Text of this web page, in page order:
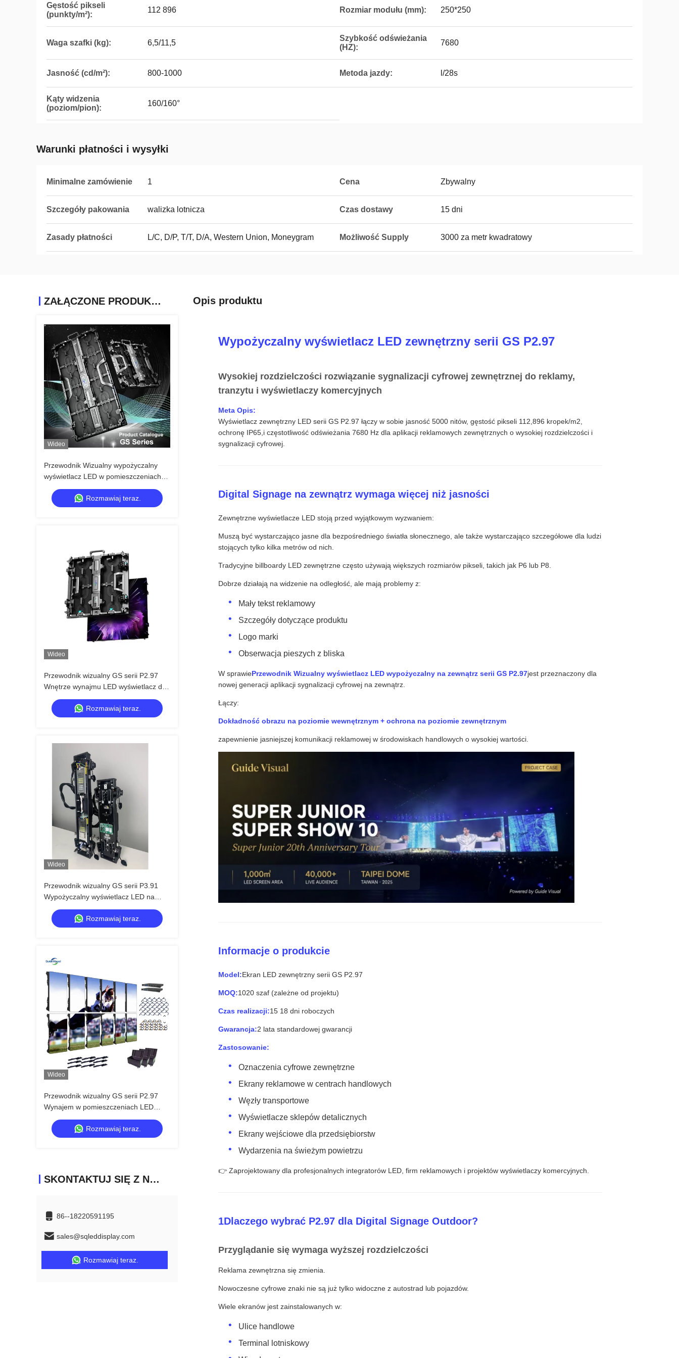
Gęstość pikseli
(punkty/m²):
112 896 Rozmiar modułu (mm): 250*250
Waga szafki (kg): 6,5/11,5
Szybkość odświeżania
(HZ):
7680
Jasność (cd/m²): 800-1000 Metoda jazdy: l/28s
Kąty widzenia
(poziom/pion):
160/160°
Warunki płatności i wysyłki
Minimalne zamówienie 1 Cena Zbywalny
Szczegóły pakowania walizka lotnicza Czas dostawy 15 dni
Zasady płatności L/C, D/P, T/T, D/A, Western Union, Moneygram Możliwość Supply 3000 za metr kwadratowy
ZAŁĄCZONE PRODUKTY
Wideo
Przewodnik Wizualny wypożyczalny
wyświetlacz LED w pomieszczeniach
wewnętrznych serii GS P4.81 do
dużych imprez, opłacalny 7680Hz CE
Rozmawiaj teraz.
Wideo
Przewodnik wizualny GS serii P2.97
Wnętrze wynajmu LED wyświetlacz dla
konferencji wystawienniczej, 7680Hz
Bez czarnego ekranu CE
Rozmawiaj teraz.
Wideo
Przewodnik wizualny GS serii P3.91
Wypożyczalny wyświetlacz LED na
zewnątrz 5000nit IP65 dla festiwalu
muzycznego, 7680Hz podwójne
zapasowe
Rozmawiaj teraz.
Wideo
Przewodnik wizualny GS serii P2.97
Wynajem w pomieszczeniach LED
wyświetlacz dla imprez wystawowych,
7680Hz bez czarnego ekranu CE
Rozmawiaj teraz.
SKONTAKTUJ SIĘ Z NAMI
86--18220591195
sales@sqleddisplay.com
Rozmawiaj teraz.
Opis produktu
Wypożyczalny wyświetlacz LED zewnętrzny serii GS P2.97
Wysokiej rozdzielczości rozwiązanie sygnalizacji cyfrowej zewnętrznej do reklamy,
tranzytu i wyświetlaczy komercyjnych
Meta Opis:
Wyświetlacz zewnętrzny LED serii GS P2.97 łączy w sobie jasność 5000 nitów, gęstość pikseli 112,896 kropek/m2,
ochronę IP65,i częstotliwość odświeżania 7680 Hz dla aplikacji reklamowych zewnętrznych o wysokiej rozdzielczości i
sygnalizacji cyfrowej.
Digital Signage na zewnątrz wymaga więcej niż jasności
Zewnętrzne wyświetlacze LED stoją przed wyjątkowym wyzwaniem:
Muszą być wystarczająco jasne dla bezpośredniego światła słonecznego, ale także wystarczająco szczegółowe dla ludzi
stojących tylko kilka metrów od nich.
Tradycyjne billboardy LED zewnętrzne często używają większych rozmiarów pikseli, takich jak P6 lub P8.
Dobrze działają na widzenie na odległość, ale mają problemy z:
Mały tekst reklamowy
Szczegóły dotyczące produktu
Logo marki
Obserwacja pieszych z bliska
W sprawiePrzewodnik Wizualny wyświetlacz LED wypożyczalny na zewnątrz serii GS P2.97jest przeznaczony dla
nowej generacji aplikacji sygnalizacji cyfrowej na zewnątrz.
Łączy:
Dokładność obrazu na poziomie wewnętrznym + ochrona na poziomie zewnętrznym
zapewnienie jasniejszej komunikacji reklamowej w środowiskach handlowych o wysokiej wartości.
Informacje o produkcie
Model:Ekran LED zewnętrzny serii GS P2.97
MOQ:1020 szaf (zależne od projektu)
Czas realizacji:15 18 dni roboczych
Gwarancja:2 lata standardowej gwarancji
Zastosowanie:
Oznaczenia cyfrowe zewnętrzne
Ekrany reklamowe w centrach handlowych
Węzły transportowe
Wyświetlacze sklepów detalicznych
Ekrany wejściowe dla przedsiębiorstw
Wydarzenia na świeżym powietrzu
👉 Zaprojektowany dla profesjonalnych integratorów LED, firm reklamowych i projektów wyświetlaczy komercyjnych.
1Dlaczego wybrać P2.97 dla Digital Signage Outdoor?
Przyglądanie się wymaga wyższej rozdzielczości
Reklama zewnętrzna się zmienia.
Nowoczesne cyfrowe znaki nie są już tylko widoczne z autostrad lub pojazdów.
Wiele ekranów jest zainstalowanych w:
Ulice handlowe
Terminal lotniskowy